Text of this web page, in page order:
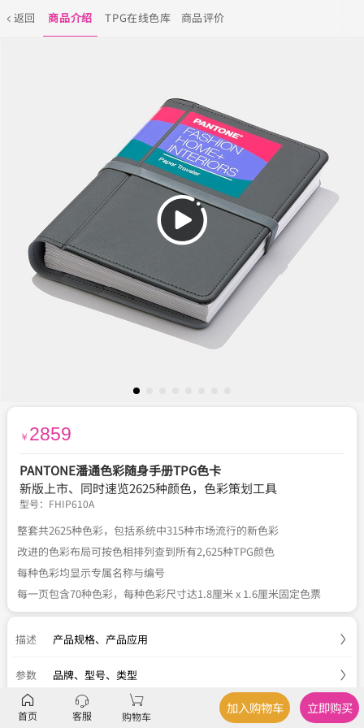
返回 商品介绍 TPG在线色库 商品评价
￥ 2859
PANTONE潘通色彩随身手册TPG色卡
新版上市、同时速览2625种颜色，色彩策划工具
型号： FHIP610A
整套共2625种色彩，包括系统中315种市场流行的新色彩
改进的色彩布局可按色相排列查到所有2,625种TPG颜色
每种色彩均显示专属名称与编号
每一页包含70种色彩，每种色彩尺寸达1.8厘米 x 1.6厘米固定色票
描述 产品规格、 产品应用
参数 品牌、型号、类型
服务 官方正品 关于税费、 七天退换
首页 客服 购物车
加入购物车 立即购买